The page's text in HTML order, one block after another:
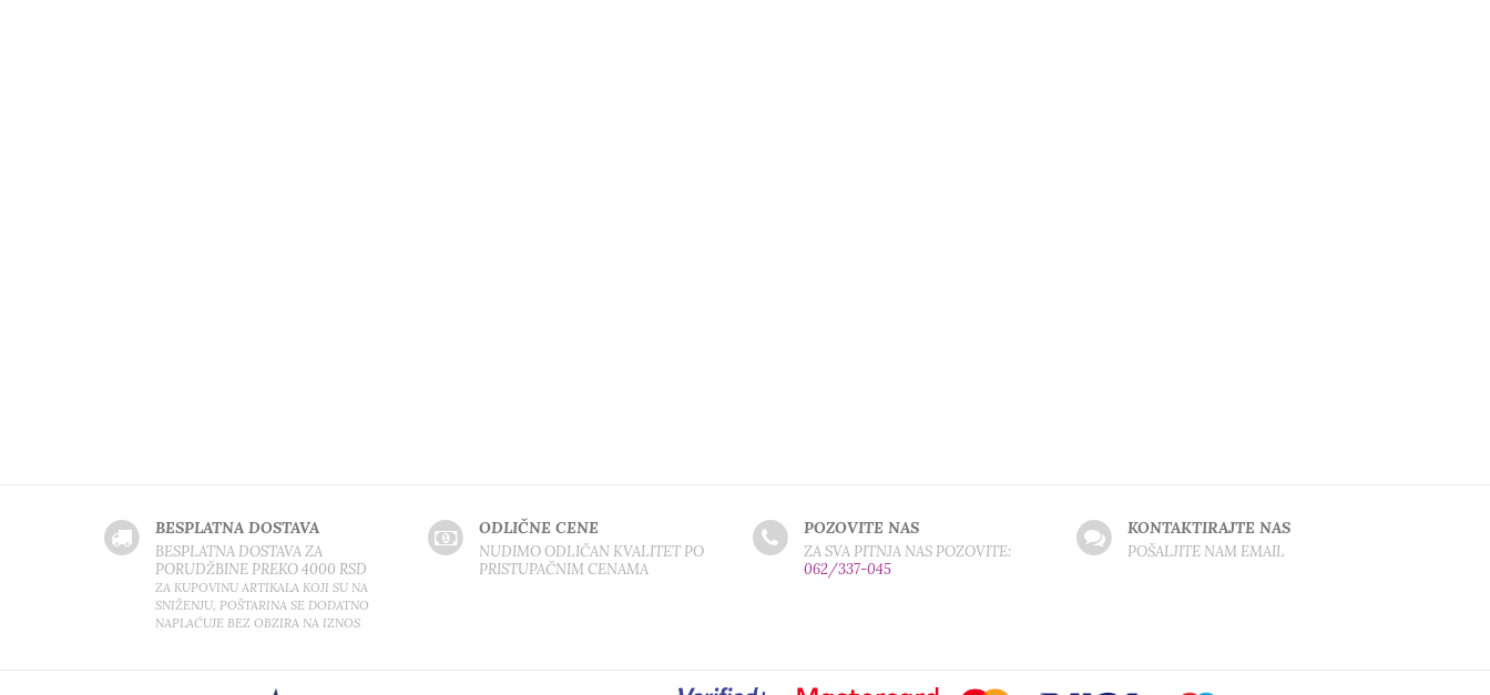
BESPLATNA DOSTAVA
BESPLATNA DOSTAVA ZA
PORUDŽBINE PREKO 4000 RSD
ZA KUPOVINU ARTIKALA KOJI SU NA
SNIŽENJU, POŠTARINA SE DODATNO
NAPLAĆUJE BEZ OBZIRA NA IZNOS
ODLIČNE CENE
NUDIMO ODLIČAN KVALITET PO
PRISTUPAČNIM CENAMA
POZOVITE NAS
ZA SVA PITNJA NAS POZOVITE:
062/337-045
KONTAKTIRAJTE NAS
POŠALJITE NAM EMAIL